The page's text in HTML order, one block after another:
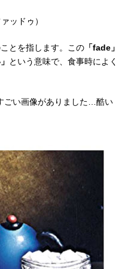
ッドゥ）
とを指します。この 「fade」
という意味で、食事時によく
ごい画像がありました…酷い